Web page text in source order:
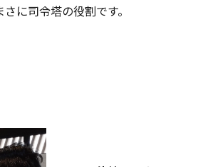
に司令塔の役割です。